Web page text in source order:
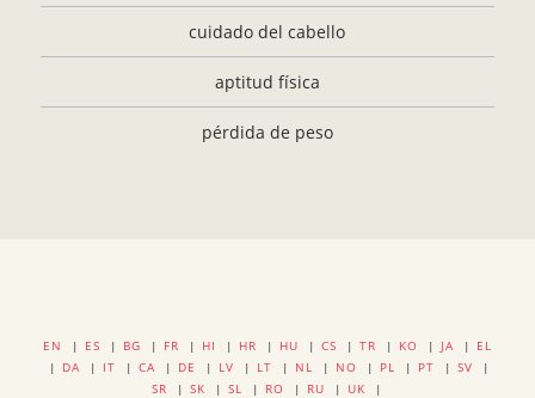
cuidado del cabello
aptitud física
pérdida de peso
EN | ES | BG | FR | HI | HR | HU | CS | TR | KO | JA | EL
| DA | IT | CA | DE | LV | LT | NL | NO | PL | PT | SV |
SR | SK | SL | RO | RU | UK |